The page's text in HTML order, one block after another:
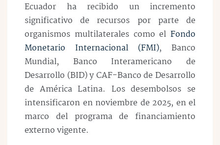
Ecuador ha recibido un incremento
significativo de recursos por parte de
organismos multilaterales como el Fondo
Monetario Internacional (FMI), Banco
Mundial, Banco Interamericano de
Desarrollo (BID) y CAF-Banco de Desarrollo
de América Latina. Los desembolsos se
intensificaron en noviembre de 2025, en el
marco del programa de financiamiento
externo vigente.